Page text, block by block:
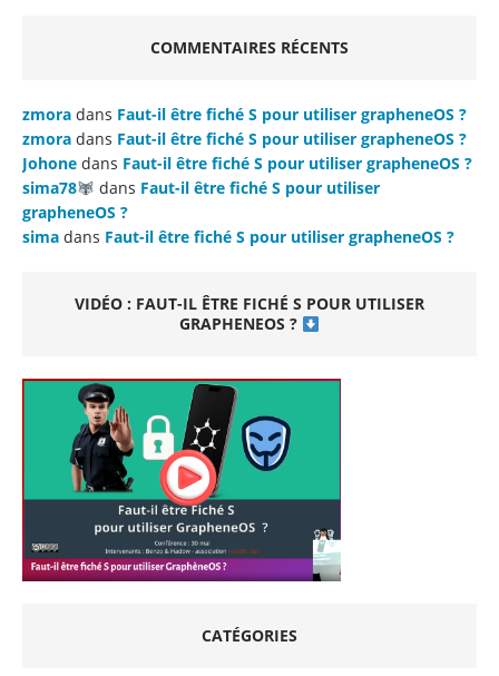
COMMENTAIRES RÉCENTS
zmora dans Faut-il être fiché S pour utiliser grapheneOS ?
zmora dans Faut-il être fiché S pour utiliser grapheneOS ?
Johone dans Faut-il être fiché S pour utiliser grapheneOS ?
sima78
dans Faut-il être fiché S pour utiliser
grapheneOS ?
sima dans Faut-il être fiché S pour utiliser grapheneOS ?
VIDÉO : FAUT-IL ÊTRE FICHÉ S POUR UTILISER
GRAPHENEOS ?
CATÉGORIES